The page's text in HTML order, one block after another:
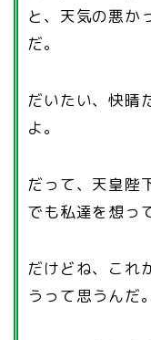
と、天気の悪か
だ。
だいたい、快晴
よ。
だって、天皇陛
でも私達を想っ
だけどね、これ
うって思うんだ。